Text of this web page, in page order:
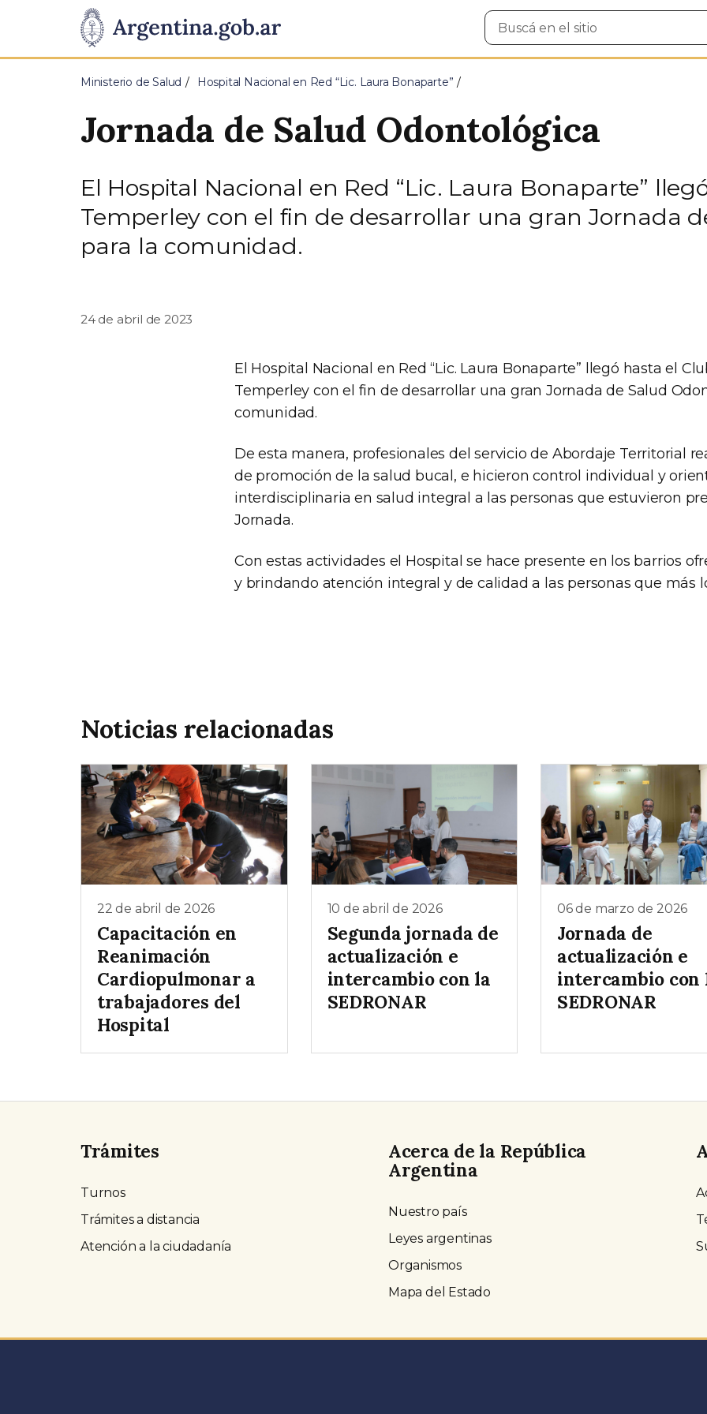
Presidencia
de
Pasar al contenido principal
Buscar
en
Ministerio de Salud Hospital Nacional en Red “Lic. Laura Bonaparte”
Jornada de Salud Odontológica
El Hospital Nacional en Red “Lic. Laura Bonaparte”
Temperley con el fin de desarrollar una gran Jornada
para la comunidad.
24 de abril de 2023
El Hospital Nacional en Red “Lic. Laura Bonaparte” llegó hasta el
Temperley con el fin de desarrollar una gran Jornada de Salud
comunidad.
De esta manera, profesionales del servicio de Abordaje Territorial
de promoción de la salud bucal, e hicieron control individual y
interdisciplinaria en salud integral a las personas que estuvieron
Jornada.
Con estas actividades el Hospital se hace presente en los barrios
y brindando atención integral y de calidad a las personas que más
Noticias relacionadas
22 de abril de 2026
Capacitación en
Reanimación
Cardiopulmonar a
trabajadores del
Hospital
10 de abril de 2026
Segunda jornada de
actualización e
intercambio con la
SEDRONAR
06 de marzo de 2026
Jornada de
actualización e
intercambio con
SEDRONAR
Trámites
Turnos
Trámites a distancia
Atención a la ciudadanía
Acerca de la República
Argentina
Nuestro país
Leyes argentinas
Organismos
Mapa del Estado